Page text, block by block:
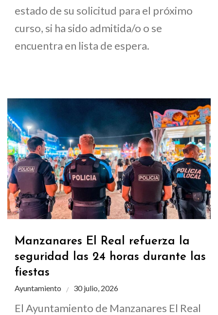
estado de su solicitud para el próximo
curso, si ha sido admitida/o o se
encuentra en lista de espera.
Manzanares El Real refuerza la
seguridad las 24 horas durante las
fiestas
Ayuntamiento 30 julio, 2026
El Ayuntamiento de Manzanares El Real